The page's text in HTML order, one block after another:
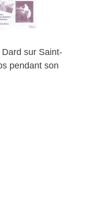
sur Saint-
pendant son